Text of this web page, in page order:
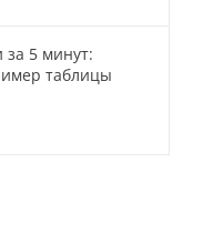
за 5 минут:
таблицы